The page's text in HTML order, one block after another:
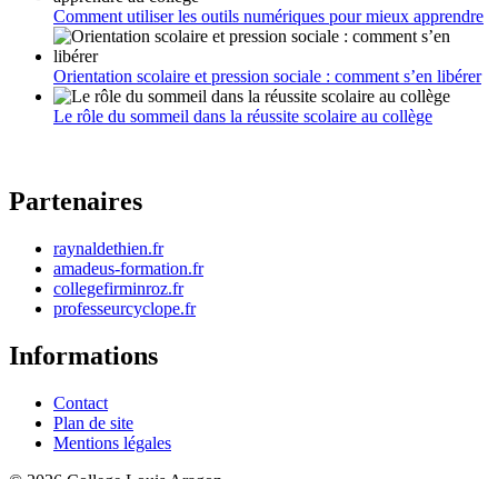
Comment utiliser les outils numériques pour mieux apprendre
Orientation scolaire et pression sociale : comment s’en libérer
Le rôle du sommeil dans la réussite scolaire au collège
Partenaires
raynaldethien.fr
amadeus-formation.fr
collegefirminroz.fr
professeurcyclope.fr
Informations
Contact
Plan de site
Mentions légales